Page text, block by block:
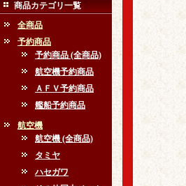
商品カテゴリ一覧
全商品
予約商品
予約商品 (全商品)
航空機予約商品
ＡＦＶ予約商品
艦船予約商品
航空機
航空機 (全商品)
タミヤ
ハセガワ